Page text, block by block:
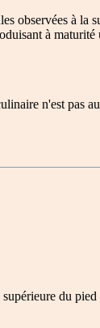
observées à la
à maturité
n'est pas
du pied